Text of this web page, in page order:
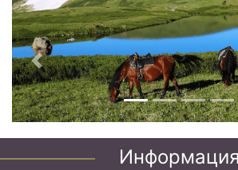
Предыдущий
Информация